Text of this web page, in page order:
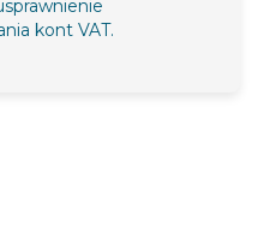
kont VAT.